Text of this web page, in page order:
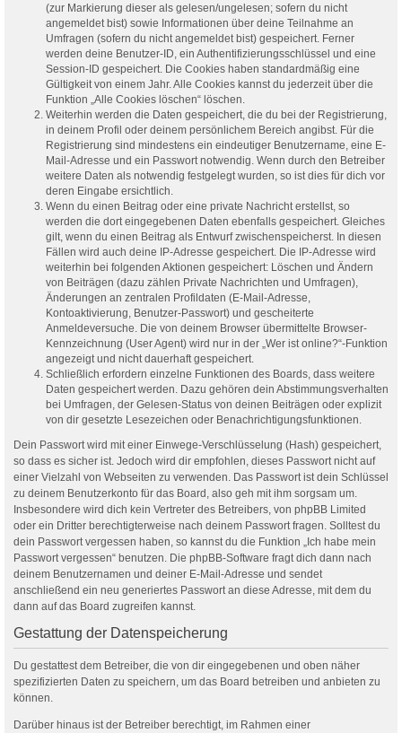
(zur Markierung dieser als gelesen/ungelesen; sofern du nicht
angemeldet bist) sowie Informationen über deine Teilnahme an
Umfragen (sofern du nicht angemeldet bist) gespeichert. Ferner
werden deine Benutzer-ID, ein Authentifizierungsschlüssel und eine
Session-ID gespeichert. Die Cookies haben standardmäßig eine
Gültigkeit von einem Jahr. Alle Cookies kannst du jederzeit über die
Funktion „Alle Cookies löschen“ löschen.
Weiterhin werden die Daten gespeichert, die du bei der Registrierung,
in deinem Profil oder deinem persönlichem Bereich angibst. Für die
Registrierung sind mindestens ein eindeutiger Benutzername, eine E-
Mail-Adresse und ein Passwort notwendig. Wenn durch den Betreiber
weitere Daten als notwendig festgelegt wurden, so ist dies für dich vor
deren Eingabe ersichtlich.
Wenn du einen Beitrag oder eine private Nachricht erstellst, so
werden die dort eingegebenen Daten ebenfalls gespeichert. Gleiches
gilt, wenn du einen Beitrag als Entwurf zwischenspeicherst. In diesen
Fällen wird auch deine IP-Adresse gespeichert. Die IP-Adresse wird
weiterhin bei folgenden Aktionen gespeichert: Löschen und Ändern
von Beiträgen (dazu zählen Private Nachrichten und Umfragen),
Änderungen an zentralen Profildaten (E-Mail-Adresse,
Kontoaktivierung, Benutzer-Passwort) und gescheiterte
Anmeldeversuche. Die von deinem Browser übermittelte Browser-
Kennzeichnung (User Agent) wird nur in der „Wer ist online?“-Funktion
angezeigt und nicht dauerhaft gespeichert.
Schließlich erfordern einzelne Funktionen des Boards, dass weitere
Daten gespeichert werden. Dazu gehören dein Abstimmungsverhalten
bei Umfragen, der Gelesen-Status von deinen Beiträgen oder explizit
von dir gesetzte Lesezeichen oder Benachrichtigungsfunktionen.
Dein Passwort wird mit einer Einwege-Verschlüsselung (Hash) gespeichert,
so dass es sicher ist. Jedoch wird dir empfohlen, dieses Passwort nicht auf
einer Vielzahl von Webseiten zu verwenden. Das Passwort ist dein Schlüssel
zu deinem Benutzerkonto für das Board, also geh mit ihm sorgsam um.
Insbesondere wird dich kein Vertreter des Betreibers, von phpBB Limited
oder ein Dritter berechtigterweise nach deinem Passwort fragen. Solltest du
dein Passwort vergessen haben, so kannst du die Funktion „Ich habe mein
Passwort vergessen“ benutzen. Die phpBB-Software fragt dich dann nach
deinem Benutzernamen und deiner E-Mail-Adresse und sendet
anschließend ein neu generiertes Passwort an diese Adresse, mit dem du
dann auf das Board zugreifen kannst.
Gestattung der Datenspeicherung
Du gestattest dem Betreiber, die von dir eingegebenen und oben näher
spezifizierten Daten zu speichern, um das Board betreiben und anbieten zu
können.
Darüber hinaus ist der Betreiber berechtigt, im Rahmen einer